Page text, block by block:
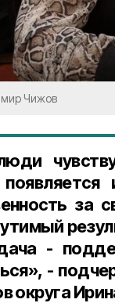
Чижов
за
-
-
округа